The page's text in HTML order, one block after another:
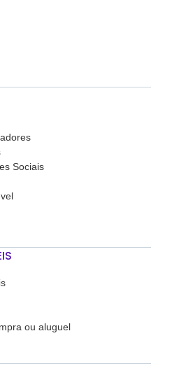
Sociais
ou aluguel